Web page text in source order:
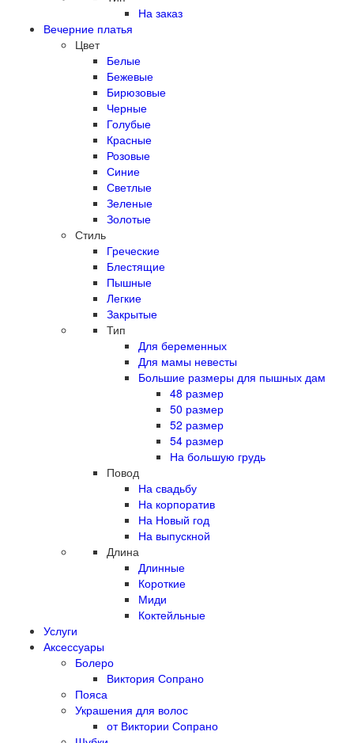
На заказ
Вечерние платья
Цвет
Белые
Бежевые
Бирюзовые
Черные
Голубые
Красные
Розовые
Синие
Светлые
Зеленые
Золотые
Стиль
Греческие
Блестящие
Пышные
Легкие
Закрытые
Тип
Для беременных
Для мамы невесты
Большие размеры для пышных дам
48 размер
50 размер
52 размер
54 размер
На большую грудь
Повод
На свадьбу
На корпоратив
На Новый год
На выпускной
Длина
Длинные
Короткие
Миди
Коктейльные
Услуги
Аксессуары
Болеро
Виктория Сопрано
Пояса
Украшения для волос
от Виктории Сопрано